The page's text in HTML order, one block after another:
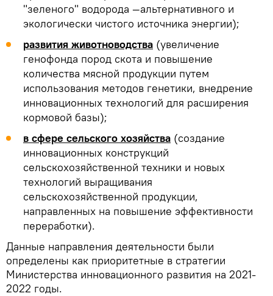
"зеленого" водорода —альтернативного и
экологически чистого источника энергии);
развития животноводства (увеличение
генофонда пород скота и повышение
количества мясной продукции путем
использования методов генетики, внедрение
инновационных технологий для расширения
кормовой базы);
в сфере сельского хозяйства (создание
инновационных конструкций
сельскохозяйственной техники и новых
технологий выращивания
сельскохозяйственной продукции,
направленных на повышение эффективности
переработки).
Данные направления деятельности были
определены как приоритетные в стратегии
Министерства инновационного развития на 2021-
2022 годы.